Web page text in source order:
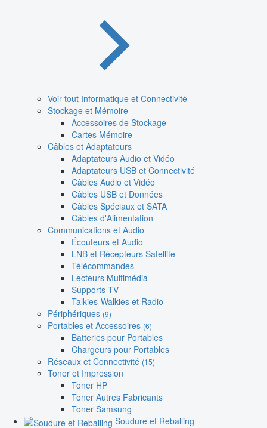
Voir tout Informatique et Connectivité
Stockage et Mémoire
Accessoires de Stockage
Cartes Mémoire
Câbles et Adaptateurs
Adaptateurs Audio et Vidéo
Adaptateurs USB et Connectivité
Câbles Audio et Vidéo
Câbles USB et Données
Câbles Spéciaux et SATA
Câbles d'Alimentation
Communications et Audio
Écouteurs et Audio
LNB et Récepteurs Satellite
Télécommandes
Lecteurs Multimédia
Supports TV
Talkies-Walkies et Radio
Périphériques (9)
Portables et Accessoires (6)
Batteries pour Portables
Chargeurs pour Portables
Réseaux et Connectivité (15)
Toner et Impression
Toner HP
Toner Autres Fabricants
Toner Samsung
Soudure et Reballing